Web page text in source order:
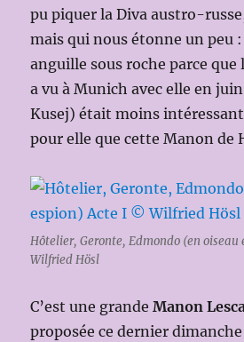
pu piquer la Diva austro-
mais qui nous étonne un peu
anguille sous roche parce que
a vu à Munich avec elle en
Kusej) était moins
pour elle que cette Manon de
Hôtelier, Geronte, Edmondo (en
Wilfried Hösl
C’est une grandeManon
proposée ce dernier